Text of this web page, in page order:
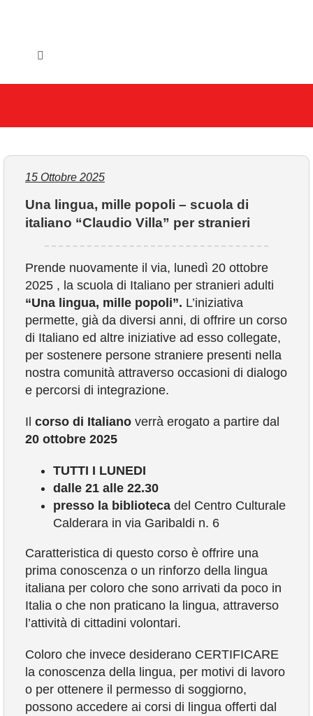
Toggle
IL COMUNE
SERVIZI E UTILITA’
AREE TEMATICHE
VIVERE VANZAGO
COMUNICAZIONE
15 Ottobre 2025
Una lingua, mille popoli – scuola di
italiano “Claudio Villa” per stranieri
Prende nuovamente il via, lunedì 20 ottobre
2025 , la scuola di Italiano per stranieri adulti
“Una lingua, mille popoli”. L’iniziativa
permette, già da diversi anni, di offrire un corso
di Italiano ed altre iniziative ad esso collegate,
per sostenere persone straniere presenti nella
nostra comunità attraverso occasioni di dialogo
e percorsi di integrazione.
Il corso di Italianoverrà erogato a partire dal
20 ottobre 2025
TUTTI I LUNEDI
dalle 21 alle 22.30
presso la bibliotecadel Centro Culturale
Calderara in via Garibaldi n. 6
Caratteristica di questo corso è offrire una
prima conoscenza o un rinforzo della lingua
italiana per coloro che sono arrivati da poco in
Italia o che non praticano la lingua, attraverso
l’attività di cittadini volontari.
Coloro che invece desiderano CERTIFICARE
la conoscenza della lingua, per motivi di lavoro
o per ottenere il permesso di soggiorno,
possono accedere ai corsi di lingua offerti dal